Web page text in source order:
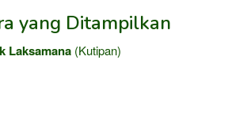
yang Ditampilkan
Laksamana (Kutipan)